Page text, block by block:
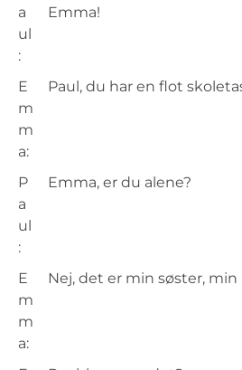
a
ul
:
Emma!
E
m
m
a:
Paul, du har en flot
P
a
ul
:
Emma, er du alene?
E
m
m
a:
Nej, det er min søster,